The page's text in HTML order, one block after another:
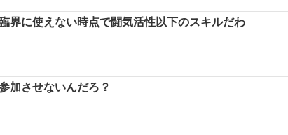
界に使えない時点で闘気活性以下のスキルだわ
加させないんだろ？